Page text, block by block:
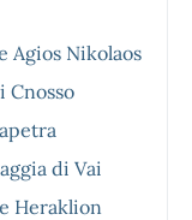
Agios Nikolaos
Cnosso
di Vai
Heraklion